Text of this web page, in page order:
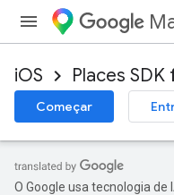
iOS Places SDK
Começar
O Google usa tecnologia